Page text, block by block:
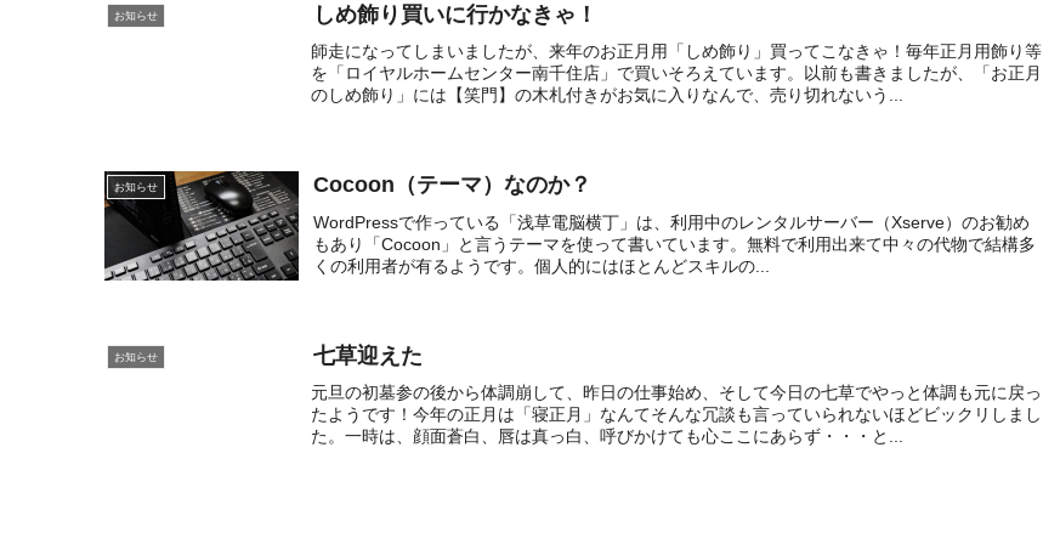
お知らせ しめ飾り買いに行かなきゃ！
師走になってしまいましたが、来年のお正月用「しめ飾り」買ってこなきゃ！毎年正月用飾り等
を「ロイヤルホームセンター南千住店」で買いそろえています。以前も書きましたが、「お正月
のしめ飾り」には【笑門】の木札付きがお気に入りなんで、売り切れないう...
お知らせ Cocoon（テーマ）なのか？
WordPressで作っている「浅草電脳横丁」は、利用中のレンタルサーバー（Xserve）のお勧め
もあり「Cocoon」と言うテーマを使って書いています。無料で利用出来て中々の代物で結構多
くの利用者が有るようです。個人的にはほとんどスキルの...
お知らせ 七草迎えた
元旦の初墓参の後から体調崩して、昨日の仕事始め、そして今日の七草でやっと体調も元に戻っ
たようです！今年の正月は「寝正月」なんてそんな冗談も言っていられないほどビックリしまし
た。一時は、顔面蒼白、唇は真っ白、呼びかけても心ここにあらず・・・と...